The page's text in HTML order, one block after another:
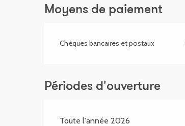
Moyens de paiement
Chèques bancaires et postaux
Périodes d'ouverture
Toute l'année 2026